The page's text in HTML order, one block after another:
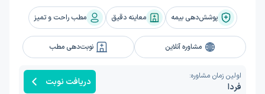
پوشش‌دهی بیمه معاینه دقیق مطب راحت و تمیز
مشاوره آنلاین نوبت‌دهی مطب
اولین زمان مشاوره:
فردا دریافت نوبت